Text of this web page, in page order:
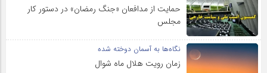
حمایت از مدافعان «جنگ رمضان» در دستور کار
مجلس
نگاه‌ها به آسمان دوخته شده
زمان رویت هلال ماه شوال